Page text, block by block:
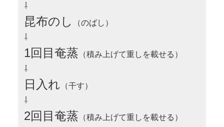
⇩
昆布のし
（のばし）
⇩
1回目奄蒸 （積み上げて重しを載せる）
⇩
日入れ （干す）
⇩
2回目奄蒸 （積み上げて重しを載せる）